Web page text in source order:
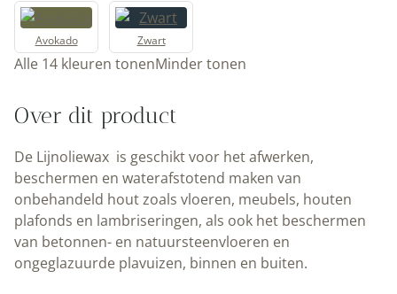
Avokado Zwart
Alle 14 kleuren tonenMinder tonen
Over dit product
De Lijnoliewax is geschikt voor het afwerken,
beschermen en waterafstotend maken van
onbehandeld hout zoals vloeren, meubels, houten
plafonds en lambriseringen, als ook het beschermen
van betonnen- en natuursteenvloeren en
ongeglazuurde plavuizen, binnen en buiten.